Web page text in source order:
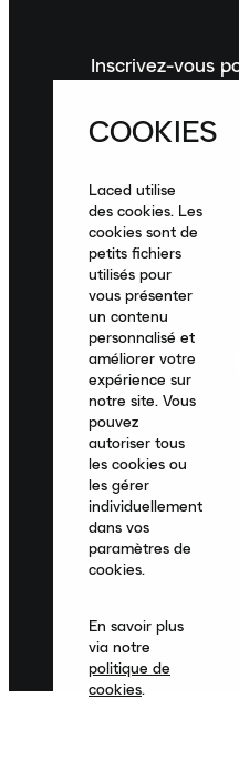
Inscrivez-vous
Inscrivez-vous à
dernières
France|Français
COOKIES
Laced utilise
des cookies. Les
cookies sont de
petits fichiers
utilisés pour
vous présenter
un contenu
personnalisé et
améliorer votre
expérience sur
notre site. Vous
pouvez
autoriser tous
les cookies ou
les gérer
individuellement
dans vos
paramètres de
cookies.
En savoir plus
via notre
politique de
cookies.